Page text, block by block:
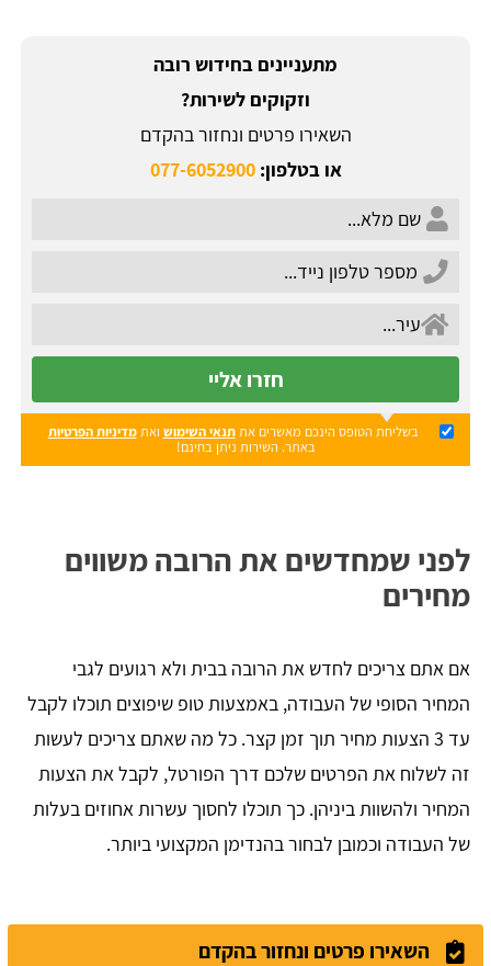
מתעניינים בחידוש רובה
וזקוקים לשירות?
השאירו פרטים ונחזור בהקדם
או בטלפון:077-6052900
חזרו אליי
בשליחת הטופס הינכם מאשרים אתתנאי השימוש ואתמדיניות הפרטיות
באתר. השירות ניתן בחינם!
לפני שמחדשים את הרובה משווים
מחירים
אם אתם צריכים לחדש את הרובה בבית ולא רגועים לגבי
המחיר הסופי של העבודה, באמצעות טופ שיפוצים תוכלו לקבל
עד 3 הצעות מחיר תוך זמן קצר. כל מה שאתם צריכים לעשות
זה לשלוח את הפרטים שלכם דרך הפורטל, לקבל את הצעות
המחיר ולהשוות ביניהן. כך תוכלו לחסוך עשרות אחוזים בעלות
של העבודה וכמובן לבחור בהנדימן המקצועי ביותר.
השאירו פרטים ונחזור בהקדם